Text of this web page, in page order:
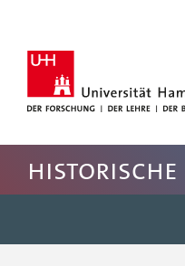
Fussbereich der Seite